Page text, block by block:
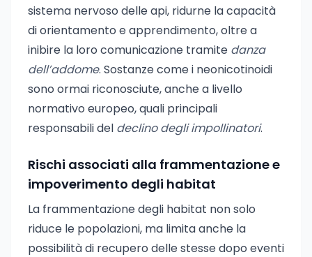
sistema nervoso delle api, ridurne la capacità
di orientamento e apprendimento, oltre a
inibire la loro comunicazione tramite danza
dell’addome. Sostanze come i neonicotinoidi
sono ormai riconosciute, anche a livello
normativo europeo, quali principali
responsabili del declino degli impollinatori.
Rischi associati alla frammentazione e
impoverimento degli habitat
La frammentazione degli habitat non solo
riduce le popolazioni, ma limita anche la
possibilità di recupero delle stesse dopo eventi